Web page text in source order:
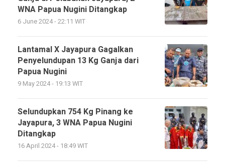
WNA Papua Nugini Ditangkap
6 June 2024 - 22:11 WIT
Lantamal X Jayapura Gagalkan
Penyelundupan 13 Kg Ganja dari
Papua Nugini
9 May 2024 - 19:13 WIT
Selundupkan 754 Kg Pinang ke
Jayapura, 3 WNA Papua Nugini
Ditangkap
16 April 2024 - 18:49 WIT